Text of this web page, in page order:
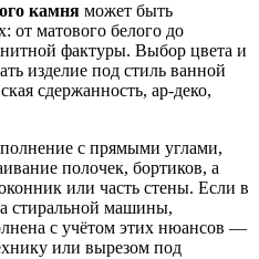
камня может быть
от матового белого до
фактуры. Выбор цвета и
изделие под стиль ванной
сдержанность, ар-деко,
с прямыми углами,
полочек, бортиков, а
или часть стены. Если в
стиральной машины,
с учётом этих нюансов —
или вырезом под